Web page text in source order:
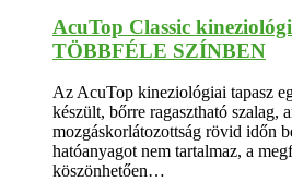
AcuTop Classic
TÖBBFÉLE SZÍNBEN
Az AcuTop kineziológiai tapasz
készült, bőrre ragasztható szalag,
mozgáskorlátozottság rövid időn
hatóanyagot nem tartalmaz, a
köszönhetően…